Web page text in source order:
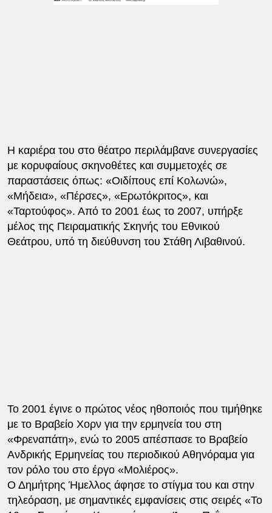
Η καριέρα του στο θέατρο περιλάμβανε συνεργασίες
με κορυφαίους σκηνοθέτες και συμμετοχές σε
παραστάσεις όπως: «Οιδίπους επί Κολωνώ»,
«Μήδεια», «Πέρσες», «Ερωτόκριτος», και
«Ταρτούφος». Από το 2001 έως το 2007, υπήρξε
μέλος της Πειραματικής Σκηνής του Εθνικού
Θεάτρου, υπό τη διεύθυνση του Στάθη Λιβαθινού.
Το 2001 έγινε ο πρώτος νέος ηθοποιός που τιμήθηκε
με το Βραβείο Χορν για την ερμηνεία του στη
«Φρεναπάτη», ενώ το 2005 απέσπασε το Βραβείο
Ανδρικής Ερμηνείας του περιοδικού Αθηνόραμα για
τον ρόλο του στο έργο «Μολιέρος».
Ο Δημήτρης Ήμελλος άφησε το στίγμα του και στην
τηλεόραση, με σημαντικές εμφανίσεις στις σειρές «Το